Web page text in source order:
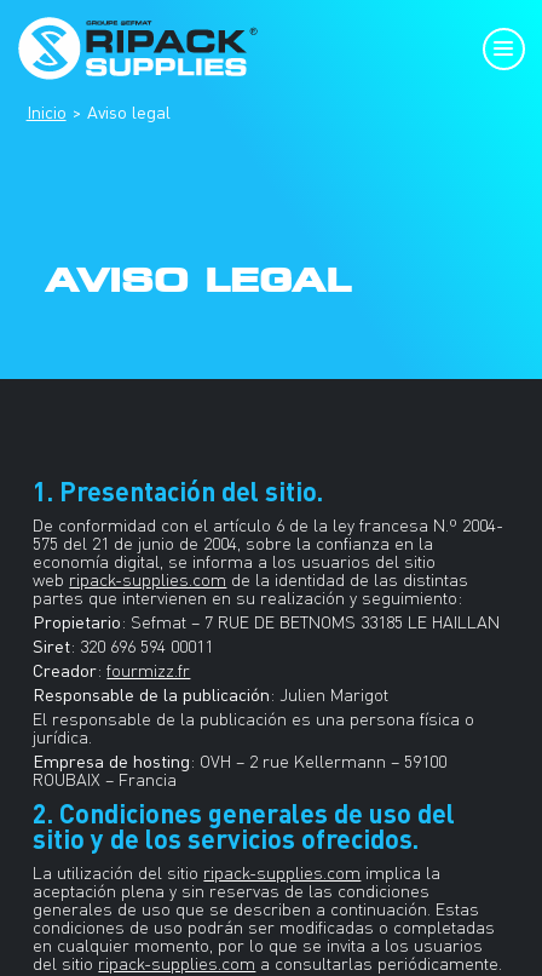
Inicio Aviso legal
AVISO LEGAL
1. Presentación del sitio.
De conformidad con el artículo 6 de la ley francesa N.º 2004-
575 del 21 de junio de 2004, sobre la confianza en la
economía digital, se informa a los usuarios del sitio
web ripack-supplies.com de la identidad de las distintas
partes que intervienen en su realización y seguimiento:
Propietario: Sefmat – 7 RUE DE BETNOMS 33185 LE HAILLAN
Siret: 320 696 594 00011
Creador:fourmizz.fr
Responsable de la publicación: Julien Marigot
El responsable de la publicación es una persona física o
jurídica.
Empresa de hosting: OVH – 2 rue Kellermann – 59100
ROUBAIX – Francia
2. Condiciones generales de uso del
sitio y de los servicios ofrecidos.
La utilización del sitio ripack-supplies.com implica la
aceptación plena y sin reservas de las condiciones
generales de uso que se describen a continuación. Estas
condiciones de uso podrán ser modificadas o completadas
en cualquier momento, por lo que se invita a los usuarios
del sitio ripack-supplies.com a consultarlas periódicamente.